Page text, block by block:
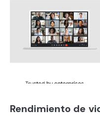
Rendimiento de